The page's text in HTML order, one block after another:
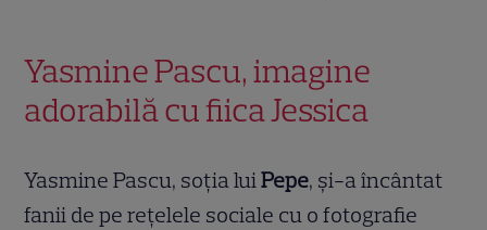
Yasmine Pascu, imagine
adorabilă cu fiica Jessica
Yasmine Pascu, soția luiPepe, și-a încântat
fanii de pe rețelele sociale cu o fotografie